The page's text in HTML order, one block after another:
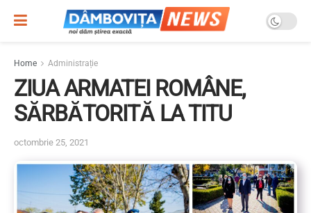
Home Administrație
ZIUA ARMATEI ROMÂNE,
SĂRBĂTORITĂ LA TITU
octombrie 25, 2021